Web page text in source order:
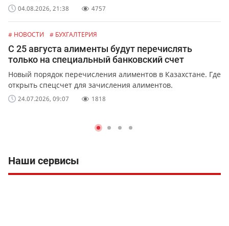
04.08.2026, 21:38 4757
# НОВОСТИ # БУХГАЛТЕРИЯ
С 25 августа алименты будут перечислять
только на специальный банковский счет
Новый порядок перечисления алиментов в Казахстане. Где
открыть спецсчет для зачисления алиментов.
24.07.2026, 09:07 1818
Наши сервисы